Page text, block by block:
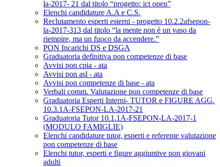
la-2017- 21 dal titolo “progetto: ict open”
Elenchi candidature A.A e C.S.
Reclutamento esperti esterni - progetto 10.2.2afsepon-
la-2017-313 dal titolo “la mente non è un vaso da
riempire, ma un fuoco da accendere.”
PON Incarichi DS e DSGA
Graduatoria definitiva pon competenze di base
Avvisi pon cpia - ata
Avvisi pon asl - ata
Avvisi pon competenze di base - ata
Verbali comm. Valutazione pon competenze di base
Graduatoria Esperti Interni- TUTOR e FIGURE AGG.
10.3.1A-FSEPON-LA-2017-21
Graduatoria Tutor 10.1.1A-FSEPON-LA-2017-1
(MODULO FAMIGLIE)
Elenchi candidature tutor, esperti e referente valutazione
pon competenze di base
Elenchi tutor, esperti e figure aggiuntive pon giovani
adulti